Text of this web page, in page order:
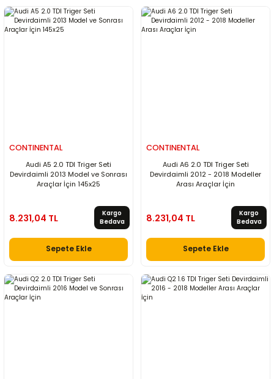
CONTINENTAL
Audi A5 2.0 TDI Triger Seti
Devirdaimli 2013 Model ve Sonrası
Araçlar İçin 145x25
8.231,04 TL
Kargo
Bedava
Sepete Ekle
CONTINENTAL
Audi A6 2.0 TDI Triger Seti
Devirdaimli 2012 - 2018 Modeller
Arası Araçlar İçin
8.231,04 TL
Kargo
Bedava
Sepete Ekle